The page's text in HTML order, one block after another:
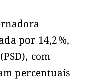
por 14,2%,
com
percentuais